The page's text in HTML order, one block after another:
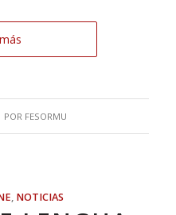
POR FESORMU
, NOTICIAS